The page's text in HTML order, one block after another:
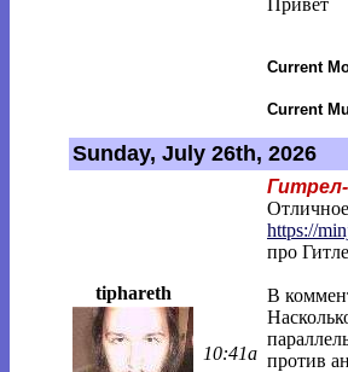
Привет
Current
Current
Sunday, July 26th, 2026
tiphareth
10:41a
https://
про
В
против